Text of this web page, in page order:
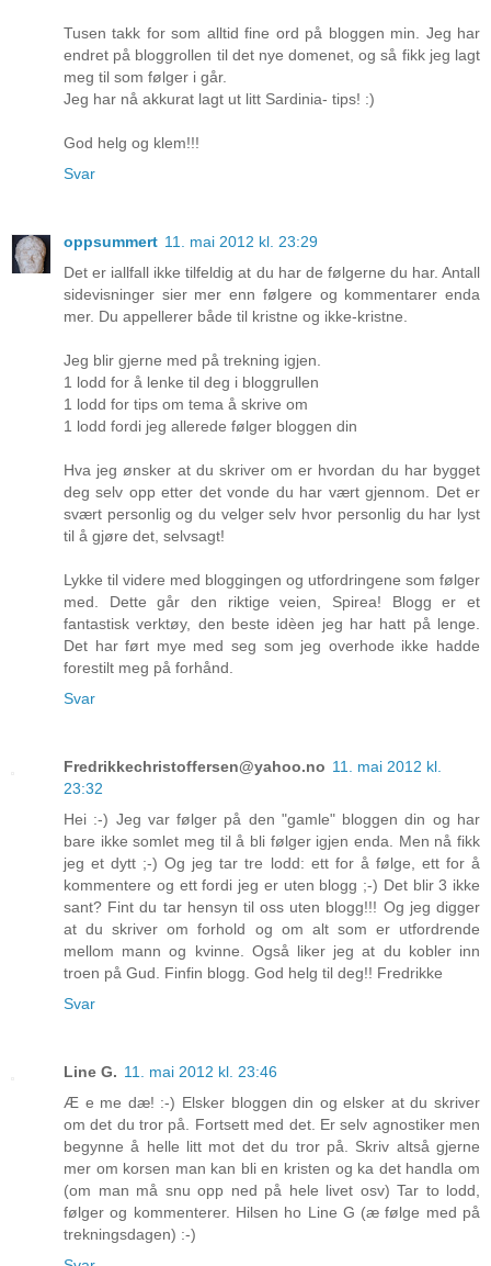
Tusen takk for som alltid fine ord på bloggen min. Jeg har
endret på bloggrollen til det nye domenet, og så fikk jeg lagt
meg til som følger i går.
Jeg har nå akkurat lagt ut litt Sardinia- tips! :)
God helg og klem!!!
Svar
oppsummert 11. mai 2012 kl. 23:29
Det er iallfall ikke tilfeldig at du har de følgerne du har. Antall
sidevisninger sier mer enn følgere og kommentarer enda
mer. Du appellerer både til kristne og ikke-kristne.
Jeg blir gjerne med på trekning igjen.
1 lodd for å lenke til deg i bloggrullen
1 lodd for tips om tema å skrive om
1 lodd fordi jeg allerede følger bloggen din
Hva jeg ønsker at du skriver om er hvordan du har bygget
deg selv opp etter det vonde du har vært gjennom. Det er
svært personlig og du velger selv hvor personlig du har lyst
til å gjøre det, selvsagt!
Lykke til videre med bloggingen og utfordringene som følger
med. Dette går den riktige veien, Spirea! Blogg er et
fantastisk verktøy, den beste idèen jeg har hatt på lenge.
Det har ført mye med seg som jeg overhode ikke hadde
forestilt meg på forhånd.
Svar
Fredrikkechristoffersen@yahoo.no 11. mai 2012 kl.
23:32
Hei :-) Jeg var følger på den "gamle" bloggen din og har
bare ikke somlet meg til å bli følger igjen enda. Men nå fikk
jeg et dytt ;-) Og jeg tar tre lodd: ett for å følge, ett for å
kommentere og ett fordi jeg er uten blogg ;-) Det blir 3 ikke
sant? Fint du tar hensyn til oss uten blogg!!! Og jeg digger
at du skriver om forhold og om alt som er utfordrende
mellom mann og kvinne. Også liker jeg at du kobler inn
troen på Gud. Finfin blogg. God helg til deg!! Fredrikke
Svar
Line G. 11. mai 2012 kl. 23:46
Æ e me dæ! :-) Elsker bloggen din og elsker at du skriver
om det du tror på. Fortsett med det. Er selv agnostiker men
begynne å helle litt mot det du tror på. Skriv altså gjerne
mer om korsen man kan bli en kristen og ka det handla om
(om man må snu opp ned på hele livet osv) Tar to lodd,
følger og kommenterer. Hilsen ho Line G (æ følge med på
trekningsdagen) :-)